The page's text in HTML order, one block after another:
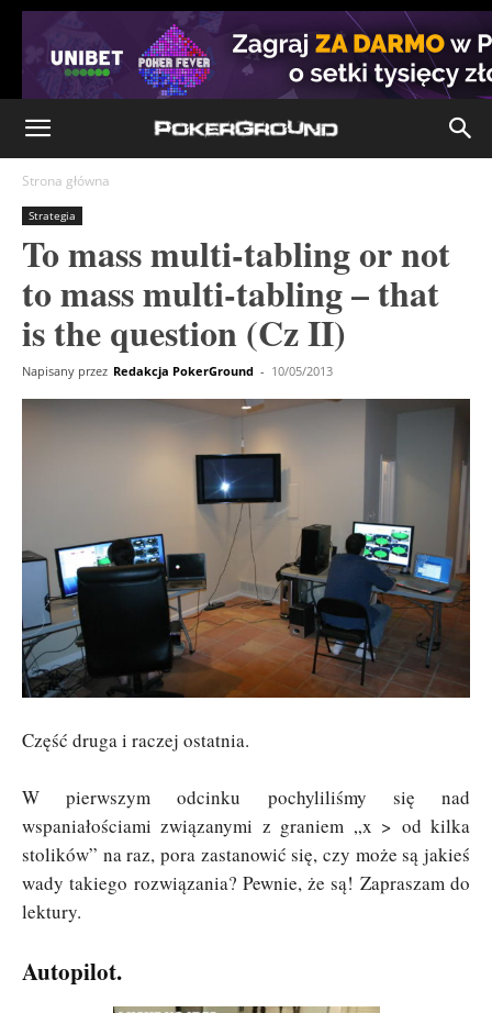
Strona główna
Strategia
To mass multi-tabling or not
to mass multi-tabling – that
is the question (Cz II)
Napisany przez Redakcja PokerGround - 10/05/2013
Część druga i raczej ostatnia.
W pierwszym odcinku pochyliliśmy się nad
wspaniałościami związanymi z graniem „x > od kilka
stolików” na raz, pora zastanowić się, czy może są jakieś
wady takiego rozwiązania? Pewnie, że są! Zapraszam do
lektury.
Autopilot.